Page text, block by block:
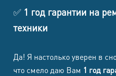
Декальцинация бойлера и
паровой системы
Ремонт электромагнитного
клапана / катушки
✅1 год гарантии на
техники
Да! Я настолько уверен в
что смело даю Вам 1 год